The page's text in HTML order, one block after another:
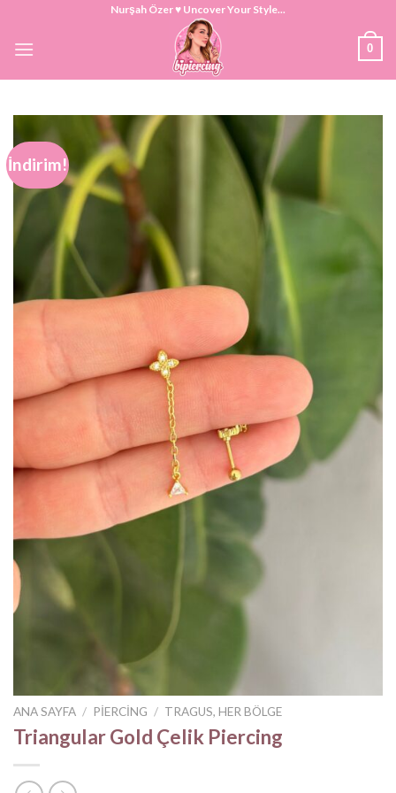
content
Nurşah Özer ♥ Uncover Your Style...
0
İndirim!
ANA SAYFA / PIERCING / TRAGUS, HER BÖLGE
Triangular Gold Çelik Piercing